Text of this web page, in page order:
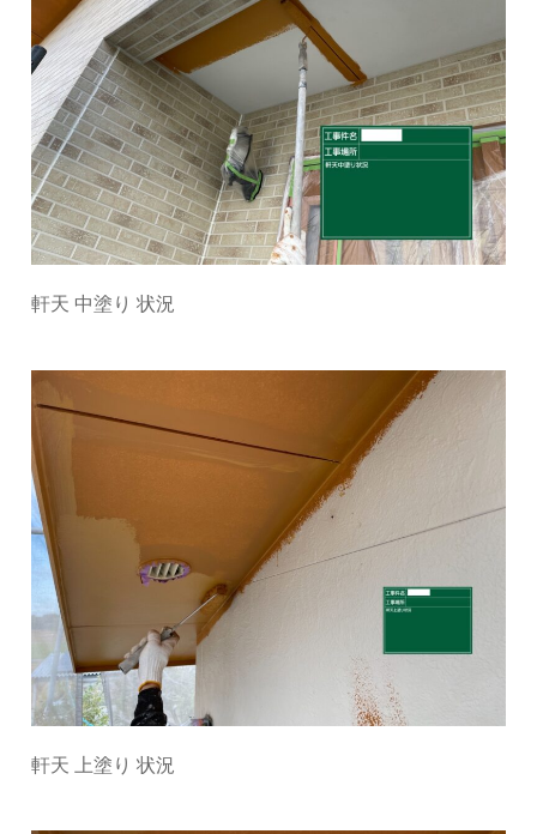
軒天 中塗り 状況
軒天 上塗り 状況